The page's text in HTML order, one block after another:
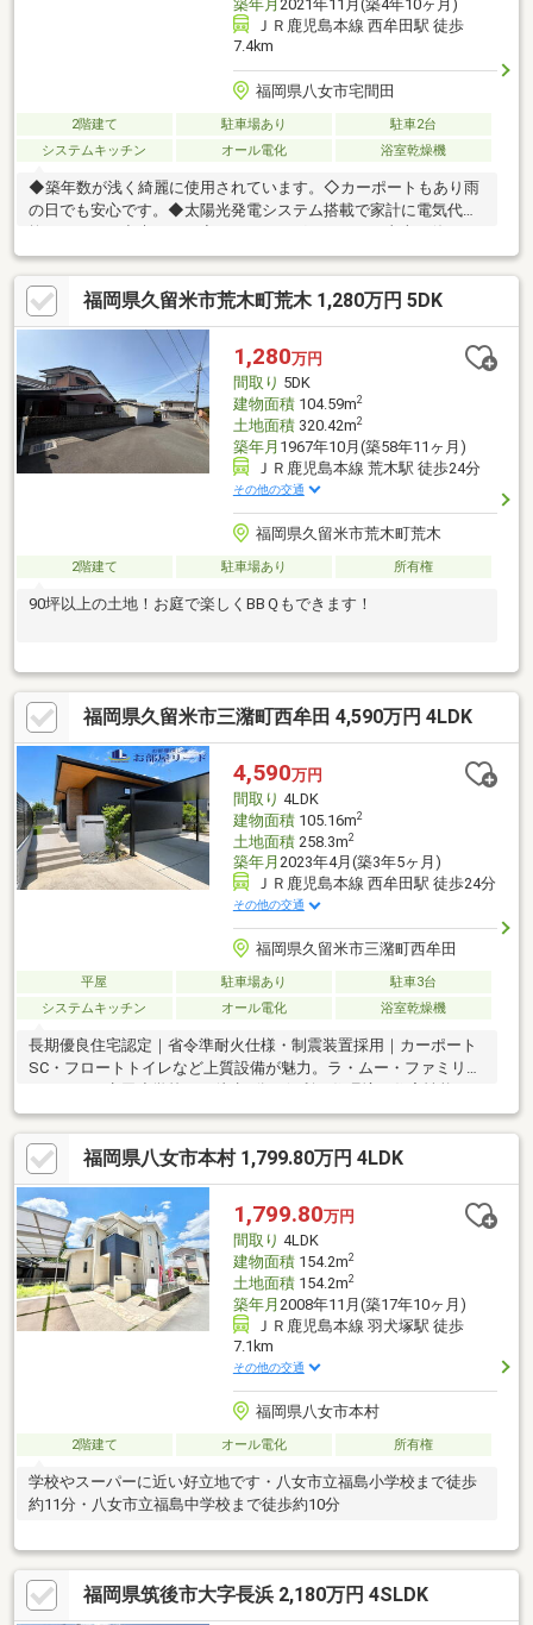
築年月 2021年11月(築4年10ヶ月)
ＪＲ鹿児島本線 西牟田駅 徒歩
7.4km
福岡県八女市宅間田
2階建て 駐車場あり
駐車2台
システムキッチン
オール電化 浴室乾燥機
◆築年数が浅く綺麗に使用されています。◇カーポートもあり雨
の日でも安心です。◆太陽光発電システム搭載で家計に電気代を
いため、火災リスクが低い。◆オール電化のため、電気とガスの
両方を契約する必要がなくなり、毎月の固定費（基本料金）を電
気だけにまとめられます。
福岡県久留米市荒木町荒木 1,280万円 5DK
1,280万円
間取り 5DK
建物面積104.59m2
土地面積320.42m2
築年月 1967年10月(築58年11ヶ月)
ＪＲ鹿児島本線 荒木駅 徒歩24分
その他の交通
福岡県久留米市荒木町荒木
2階建て 駐車場あり 所有権
90坪以上の土地！お庭で楽しくBBＱもできます！
福岡県久留米市三潴町西牟田 4,590万円 4LDK
4,590万円
間取り 4LDK
建物面積105.16m2
土地面積258.3m2
築年月 2023年4月(築3年5ヶ月)
ＪＲ鹿児島本線 西牟田駅 徒歩24分
その他の交通
福岡県久留米市三潴町西牟田
平屋 駐車場あり
駐車3台
システムキッチン
オール電化 浴室乾燥機
長期優良住宅認定｜省令準耐火仕様・制震装置採用｜カーポート
SC・フロートトイレなど上質設備が魅力。ラ・ムー・ファミリー
ザイン・立地のすべてにこだわった、築浅ならではの美しさをぜ
ひ現地でご体感ください。＼おすすめポイント！／①フラットキ
ッチン②海外製フロントオープン食洗器（Miele）③フロートタ
イプのトイレ④洗面台120センチ⑤お風呂も通常より広め1618タ
イプ⑥フロートテレビボード⑦ハイドア⑧床材が挽板⑨リビン
グの床と同じ高さのタイルデッキ⑩カーポートがリクシルのSC
福岡県八女市本村 1,799.80万円 4LDK
1,799.80万円
間取り 4LDK
建物面積154.2m2
土地面積154.2m2
築年月 2008年11月(築17年10ヶ月)
ＪＲ鹿児島本線 羽犬塚駅 徒歩
7.1km
その他の交通
福岡県八女市本村
2階建て オール電化 所有権
学校やスーパーに近い好立地です・八女市立福島小学校まで徒歩
約11分・八女市立福島中学校まで徒歩約10分
福岡県筑後市大字長浜 2,180万円 4SLDK